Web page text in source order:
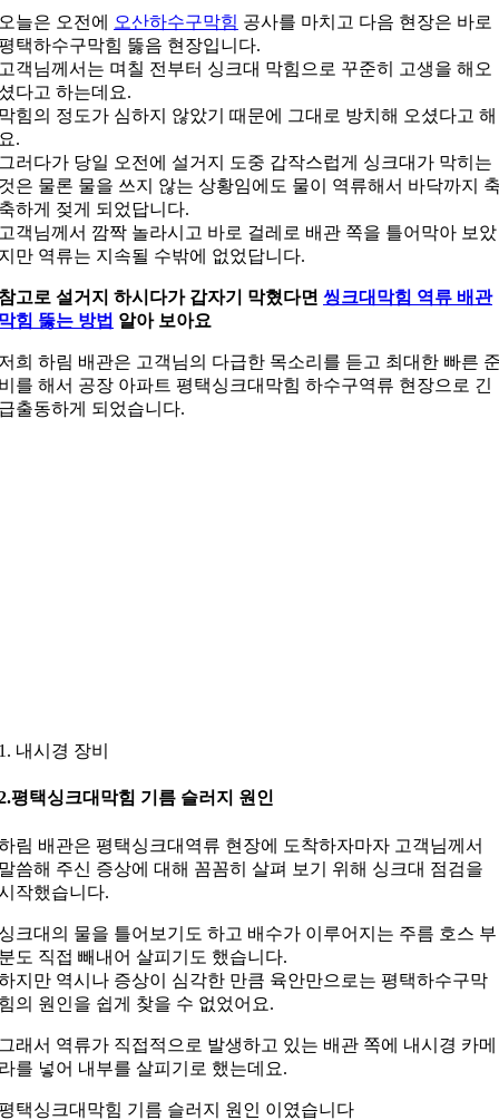
늘은 오전에 오산하수구막힘 공사를 마치고 다음 현장은 바로
택하수구막힘 뚫음 현장입니다.
객님께서는 며칠 전부터 싱크대 막힘으로 꾸준히 고생을 해오
다고 하는데요.
힘의 정도가 심하지 않았기 때문에 그대로 방치해 오셨다고 해
.
러다가 당일 오전에 설거지 도중 갑작스럽게 싱크대가 막히는
은 물론 물을 쓰지 않는 상황임에도 물이 역류해서 바닥까지
하게 젖게 되었답니다.
객님께서 깜짝 놀라시고 바로 걸레로 배관 쪽을 틀어막아 보았
만 역류는 지속될 수밖에 없었답니다.
고로 설거지 하시다가 갑자기 막혔다면 씽크대막힘 역류 배관
힘 뚫는 방법 알아 보아요
희 하림 배관은 고객님의 다급한 목소리를 듣고 최대한 빠른
를 해서 공장 아파트 평택싱크대막힘 하수구역류 현장으로 긴
출동하게 되었습니다.
내시경 장비
평택싱크대막힘 기름 슬러지 원인
림 배관은 평택싱크대역류 현장에 도착하자마자 고객님께서
씀해 주신 증상에 대해 꼼꼼히 살펴 보기 위해 싱크대 점검을
작했습니다.
크대의 물을 틀어보기도 하고 배수가 이루어지는 주름 호스 부
도 직접 빼내어 살피기도 했습니다.
지만 역시나 증상이 심각한 만큼 육안만으로는 평택하수구막
의 원인을 쉽게 찾을 수 없었어요.
래서 역류가 직접적으로 발생하고 있는 배관 쪽에 내시경 카메
를 넣어 내부를 살피기로 했는데요.
택싱크대막힘 기름 슬러지 원인 이였습니다